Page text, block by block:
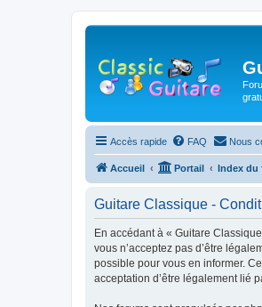
Accès rapide FAQ Nous
Accueil Portail Index du
Guitare Classique -
En accédant à « Guitare
vous n’acceptez pas d’être
possible pour vous en informer.
acceptation d’être légalement lié